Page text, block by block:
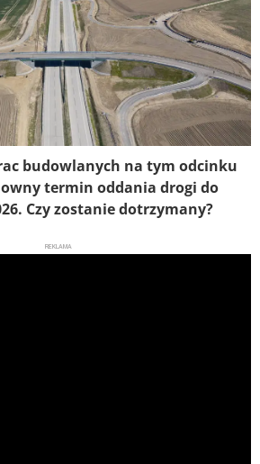
budowlanych na tym odcinku
termin oddania drogi do
Czy zostanie dotrzymany?
REKLAMA